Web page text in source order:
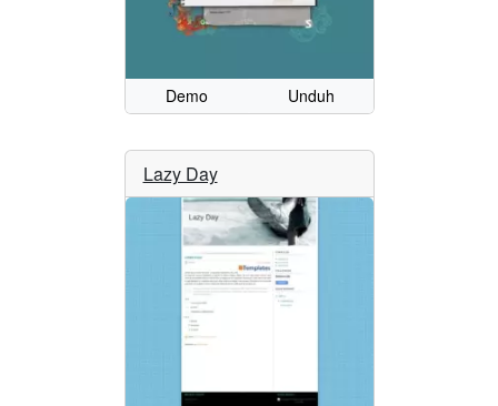
Demo Unduh
Lazy Day